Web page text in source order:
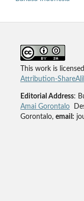
This work is
Attribution-
Editorial Address:
Amai Gorontalo
Gorontalo, email: